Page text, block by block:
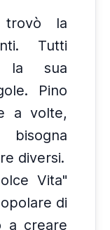
trovò la
Tutti
la sua
Pino
a volte,
bisogna
diversi.
Vita"
di
a creare